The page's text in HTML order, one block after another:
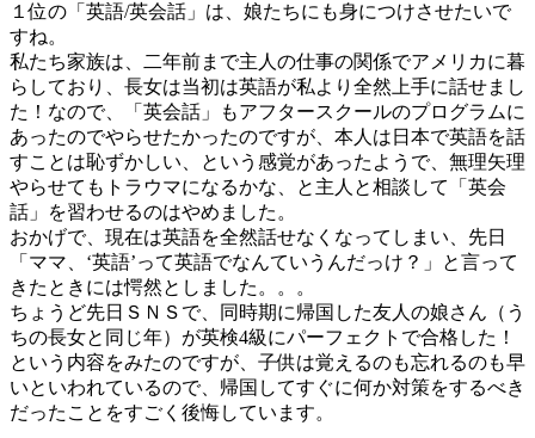
１位の「英語/英会話」は、娘たちにも身につけさせたいで
すね。
私たち家族は、二年前まで主人の仕事の関係でアメリカに暮
らしており、長女は当初は英語が私より全然上手に話せまし
た！なので、「英会話」もアフタースクールのプログラムに
あったのでやらせたかったのですが、本人は日本で英語を話
すことは恥ずかしい、という感覚があったようで、無理矢理
やらせてもトラウマになるかな、と主人と相談して「英会
話」を習わせるのはやめました。
おかげで、現在は英語を全然話せなくなってしまい、先日
「ママ、‘英語’って英語でなんていうんだっけ？」と言って
きたときには愕然としました。。。
ちょうど先日ＳＮＳで、同時期に帰国した友人の娘さん（う
ちの長女と同じ年）が英検4級にパーフェクトで合格した！
という内容をみたのですが、子供は覚えるのも忘れるのも早
いといわれているので、帰国してすぐに何か対策をするべき
だったことをすごく後悔しています。